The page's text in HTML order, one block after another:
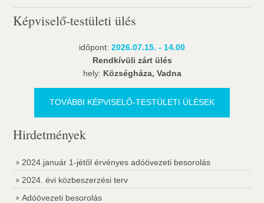
Képviselő-testületi ülés
időpont: 2026.07.15. - 14.00
Rendkívüli zárt ülés
hely: Községháza, Vadna
TOVÁBBI KÉPVISELŐ-TESTÜLETI ÜLÉSEK
Hirdetmények
2024.január 1-jétől érvényes adóövezeti besorolás
2024. évi közbeszerzési terv
Adóövezeti besorolás